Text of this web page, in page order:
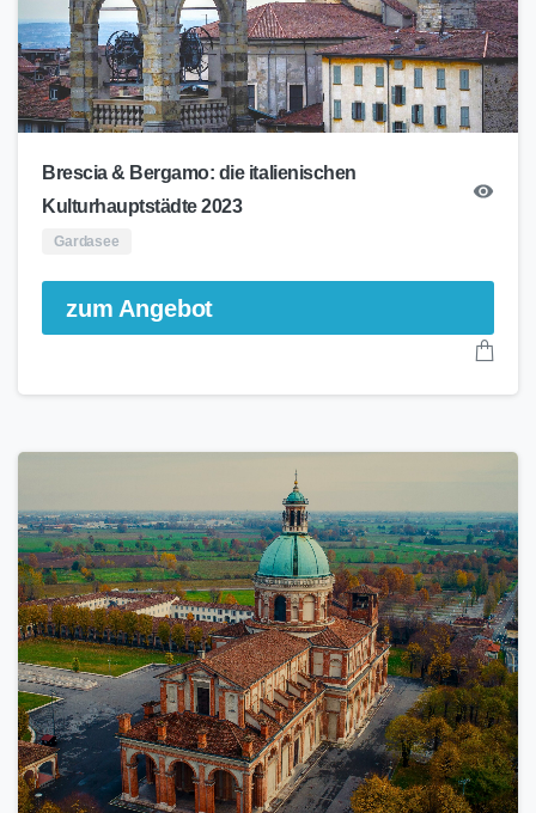
Brescia & Bergamo: die italienischen
Kulturhauptstädte 2023
Gardasee
zum Angebot